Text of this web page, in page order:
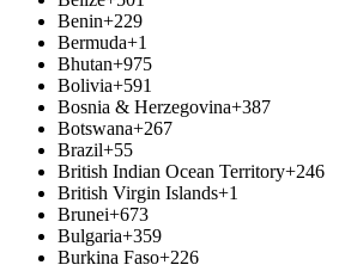
Benin+229
Bermuda+1
Bhutan+975
Bolivia+591
Bosnia & Herzegovina+387
Botswana+267
Brazil+55
British Indian Ocean Territory+246
British Virgin Islands+1
Brunei+673
Bulgaria+359
Burkina Faso+226